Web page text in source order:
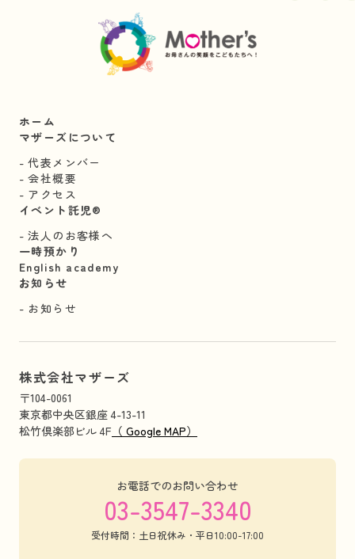
ホーム
マザーズについて
代表メンバー
会社概要
アクセス
イベント託児®︎
法人のお客様へ
一時預かり
English academy
お知らせ
お知らせ
株式会社マザーズ
〒104-0061
東京都中央区銀座 4-13-11
松竹倶楽部ビル 4F （ Google MAP）
お電話でのお問い合わせ
03-3547-3340
受付時間：土日祝休み・平日10:00-17:00